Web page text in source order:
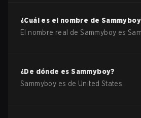
¿Cuál es el nombre de Sammyboy
El nombre real deSammyboy es
¿De dónde esSammyboy?
Sammyboy es de United States